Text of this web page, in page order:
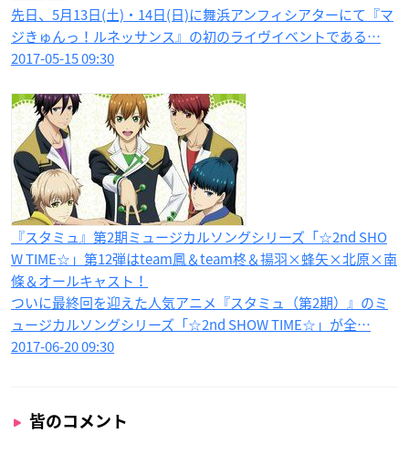
先日、5月13日(土)・14日(日)に舞浜アンフィシアターにて『マ
ジきゅんっ！ルネッサンス』の初のライヴイベントである…
2017-05-15 09:30
『スタミュ』第2期ミュージカルソングシリーズ「☆2nd SHO
W TIME☆」第12弾はteam鳳＆team柊＆揚羽×蜂矢×北原×南
條＆オールキャスト！
ついに最終回を迎えた人気アニメ『スタミュ（第2期）』のミ
ュージカルソングシリーズ「☆2nd SHOW TIME☆」が全…
2017-06-20 09:30
皆のコメント